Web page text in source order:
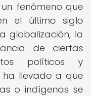
fenómeno que
el último siglo
globalización, la
de ciertas
políticos y
ha llevado a que
o indígenas se